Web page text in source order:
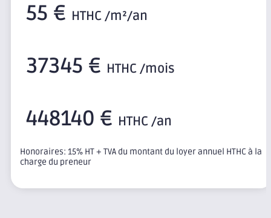
55 € HTHC /m²/an
37345 € HTHC /mois
448140 € HTHC /an
Honoraires: 15% HT + TVA du montant du loyer annuel HTHC à la
charge du preneur